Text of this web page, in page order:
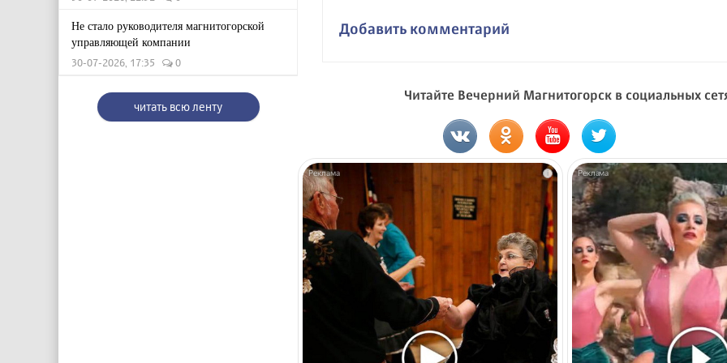
Не стало руководителя магнитогорской
управляющей компании
30-07-2026, 17:35 0
читать всю ленту
Добавить комментарий
Читайте Вечерний Магнитогорск в социальных
i